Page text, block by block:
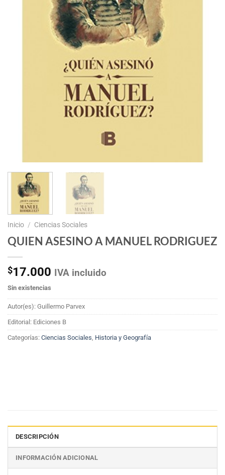
Inicio / Ciencias Sociales
QUIEN ASESINO A MANUEL RODRIGUEZ
$17.000 IVA incluido
Sin existencias
Autor(es): Guillermo Parvex
Editorial: Ediciones B
Categorías: Ciencias Sociales, Historia y Geografía
DESCRIPCIÓN
INFORMACIÓN ADICIONAL